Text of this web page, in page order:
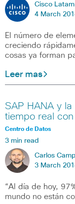
Cisco Latam
4 March
El número de
creciendo
cosas ya forman
Leer mas
SAP HANA y
tiempo real
Centro de Datos
3 min read
Carlos
3 March
“Al día de hoy,
mundo no están